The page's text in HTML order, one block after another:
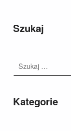
Szukaj
Kategorie